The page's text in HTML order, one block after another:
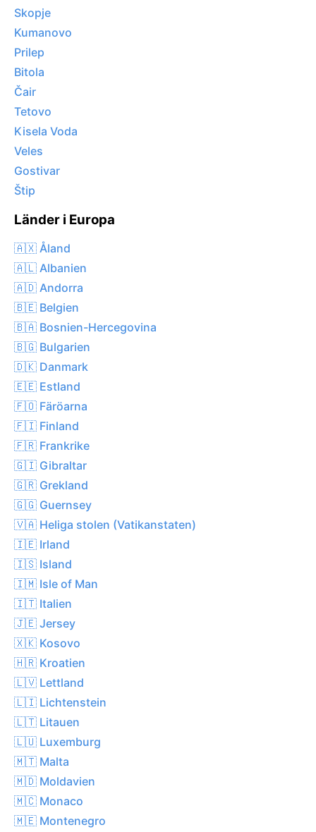
Skopje
Kumanovo
Prilep
Bitola
Čair
Tetovo
Kisela Voda
Veles
Gostivar
Štip
Länder i Europa
🇦🇽 Åland
🇦🇱 Albanien
🇦🇩 Andorra
🇧🇪 Belgien
🇧🇦 Bosnien-Hercegovina
🇧🇬 Bulgarien
🇩🇰 Danmark
🇪🇪 Estland
🇫🇴 Färöarna
🇫🇮 Finland
🇫🇷 Frankrike
🇬🇮 Gibraltar
🇬🇷 Grekland
🇬🇬 Guernsey
🇻🇦 Heliga stolen (Vatikanstaten)
🇮🇪 Irland
🇮🇸 Island
🇮🇲 Isle of Man
🇮🇹 Italien
🇯🇪 Jersey
🇽🇰 Kosovo
🇭🇷 Kroatien
🇱🇻 Lettland
🇱🇮 Lichtenstein
🇱🇹 Litauen
🇱🇺 Luxemburg
🇲🇹 Malta
🇲🇩 Moldavien
🇲🇨 Monaco
🇲🇪 Montenegro